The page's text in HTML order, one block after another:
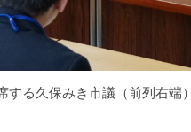
する久保みき市議（前列右端）